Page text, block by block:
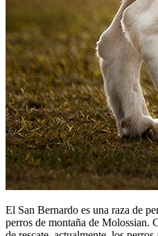
El San Bernardo es una raza de
perros de montaña de Molossian.